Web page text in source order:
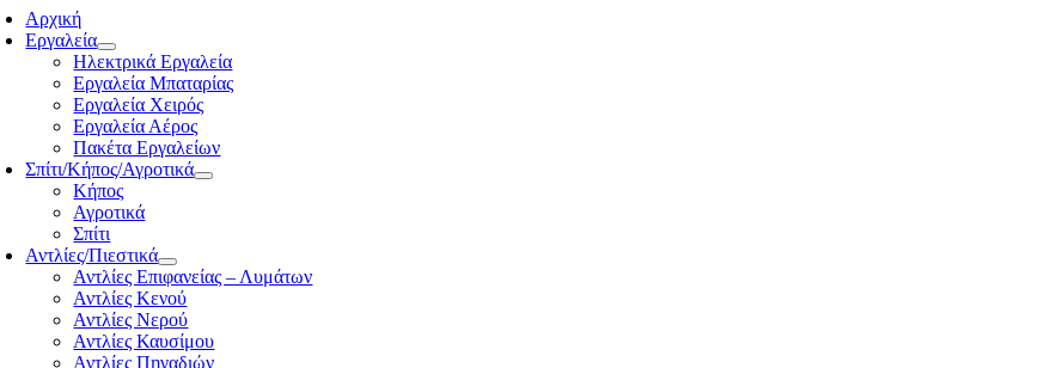
Αρχική
Εργαλεία
Ηλεκτρικά Εργαλεία
Εργαλεία Μπαταρίας
Εργαλεία Χειρός
Εργαλεία Αέρος
Πακέτα Εργαλείων
Σπίτι/Κήπος/Αγροτικά
Κήπος
Αγροτικά
Σπίτι
Αντλίες/Πιεστικά
Αντλίες Επιφανείας – Λυμάτων
Αντλίες Κενού
Αντλίες Νερού
Αντλίες Καυσίμου
Αντλίες Πηγαδιών